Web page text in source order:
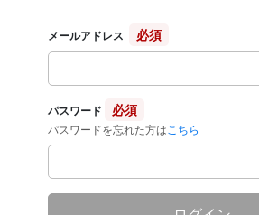
メールアドレス 必須
パスワード 必須
パスワードを忘れた方は こちら